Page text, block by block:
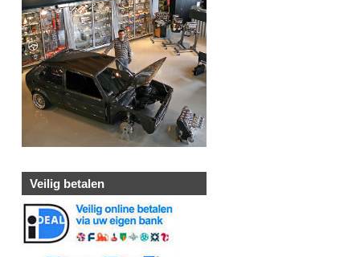
Veilig betalen